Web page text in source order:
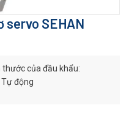
servo SEHAN
của đầu khẩu:
động